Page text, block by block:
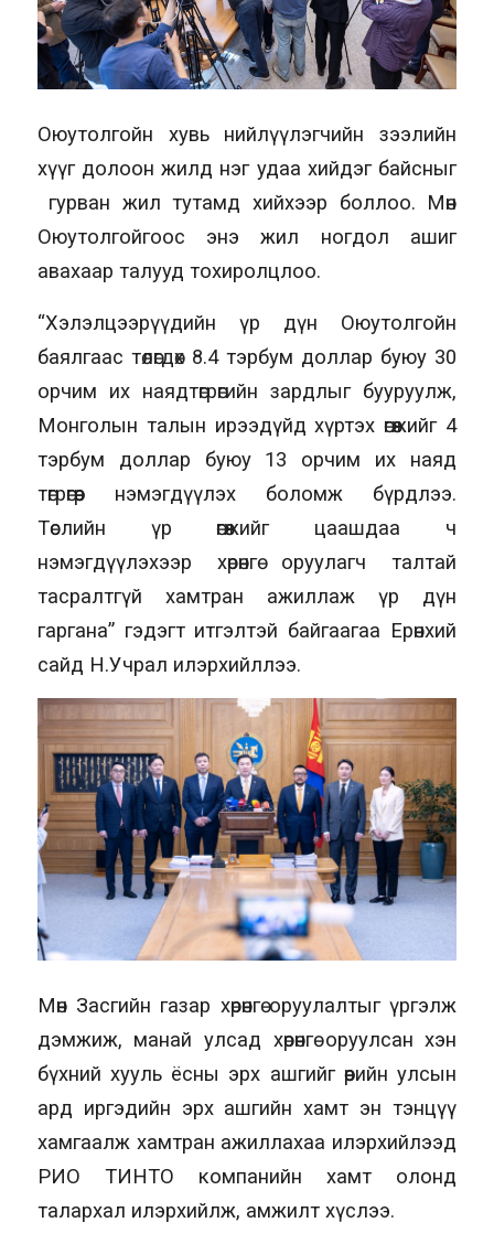
Оюутолгойн хувь нийлүүлэгчийн зээлийн
хүүг долоон жилд нэг удаа хийдэг байсныг
гурван жил тутамд хийхээр боллоо. Мөн
Оюутолгойгоос энэ жил ногдол ашиг
авахаар талууд тохиролцлоо.
“Хэлэлцээрүүдийн үр дүн Оюутолгойн
баялгаас төлөгдөх 8.4 тэрбум доллар буюу 30
орчим их наядтөгрөгийн зардлыг бууруулж,
Монголын талын ирээдүйд хүртэх өгөөжийг 4
тэрбум доллар буюу 13 орчим их наяд
төгрөгөөр нэмэгдүүлэх боломж бүрдлээ.
Төслийн үр өгөөжийг цаашдаа ч
нэмэгдүүлэхээр хөрөнгө оруулагч талтай
тасралтгүй хамтран ажиллаж үр дүн
гаргана” гэдэгт итгэлтэй байгаагаа Ерөнхий
сайд Н.Учрал илэрхийллээ.
Мөн Засгийн газар хөрөнгө оруулалтыг үргэлж
дэмжиж, манай улсад хөрөнгө оруулсан хэн
бүхний хууль ёсны эрх ашгийг өөрийн улсын
ард иргэдийн эрх ашгийн хамт эн тэнцүү
хамгаалж хамтран ажиллахаа илэрхийлээд
РИО ТИНТО компанийн хамт олонд
талархал илэрхийлж, амжилт хүслээ.